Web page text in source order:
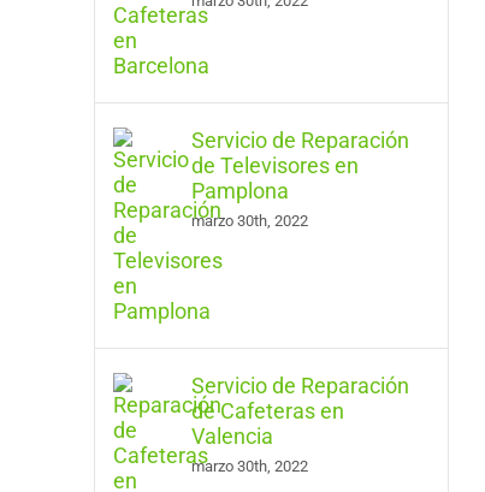
Servicio de Reparación
de Televisores en
Pamplona
marzo 30th, 2022
Servicio de Reparación
de Cafeteras en
Valencia
marzo 30th, 2022